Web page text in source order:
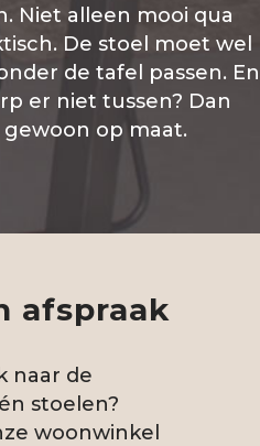
Niet alleen mooi qua
De stoel moet wel
de tafel passen. En
er niet tussen? Dan
op maat.
afspraak
naar de
stoelen?
woonwinkel